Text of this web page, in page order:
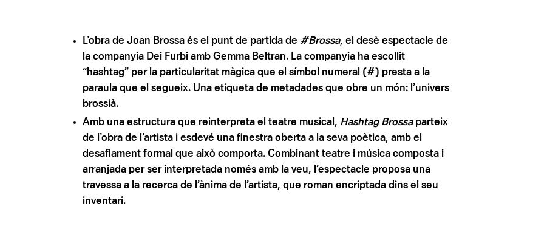
L’obra de Joan Brossa és el punt de partida de #Brossa, el desè espectacle de
la companyia Dei Furbi amb Gemma Beltran. La companyia ha escollit
“hashtag” per la particularitat màgica que el símbol numeral (#) presta a la
paraula que el segueix. Una etiqueta de metadades que obre un món: l’univers
brossià.
Amb una estructura que reinterpreta el teatre musical, Hashtag Brossaparteix
de l’obra de l’artista i esdevé una finestra oberta a la seva poètica, amb el
desafiament formal que això comporta. Combinant teatre i música composta i
arranjada per ser interpretada només amb la veu, l’espectacle proposa una
travessa a la recerca de l’ànima de l’artista, que roman encriptada dins el seu
inventari.